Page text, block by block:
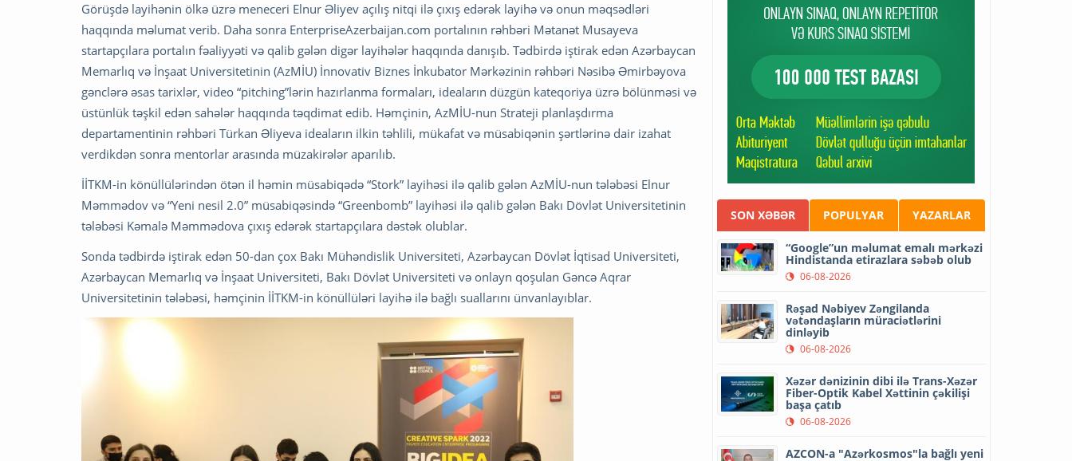
Görüşdə layihənin ölkə üzrə meneceri Elnur Əliyev açılış nitqi ilə çıxış edərək layihə və onun məqsədləri
haqqında məlumat verib. Daha sonra EnterpriseAzerbaijan.com portalının rəhbəri Mətanət Musayeva
startapçılara portalın fəaliyyəti və qalib gələn digər layihələr haqqında danışıb. Tədbirdə iştirak edən Azərbaycan
Memarlıq və İnşaat Universitetinin (AzMİU) İnnovativ Biznes İnkubator Mərkəzinin rəhbəri Nəsibə Əmirbəyova
gənclərə əsas tarixlər, video “pitching”lərin hazırlanma formaları, ideaların düzgün kateqoriya üzrə bölünməsi və
üstünlük təşkil edən sahələr haqqında təqdimat edib. Həmçinin, AzMİU-nun Strateji planlaşdırma
departamentinin rəhbəri Türkan Əliyeva ideaların ilkin təhlili, mükafat və müsabiqənin şərtlərinə dair izahat
verdikdən sonra mentorlar arasında müzakirələr aparılıb.
İİTKM-in könüllülərindən ötən il həmin müsabiqədə “Stork” layihəsi ilə qalib gələn AzMİU-nun tələbəsi Elnur
Məmmədov və “Yeni nesil 2.0” müsabiqəsində “Greenbomb” layihəsi ilə qalib gələn Bakı Dövlət Universitetinin
tələbəsi Kəmalə Məmmədova çıxış edərək startapçılara dəstək olublar.
Sonda tədbirdə iştirak edən 50-dan çox Bakı Mühəndislik Universiteti, Azərbaycan Dövlət İqtisad Universiteti,
Azərbaycan Memarlıq və İnşaat Universiteti, Bakı Dövlət Universiteti və onlayn qoşulan Gəncə Aqrar
Universitetinin tələbəsi, həmçinin İİTKM-in könüllüləri layihə ilə bağlı suallarını ünvanlayıblar.
SON XƏBƏR POPULYAR YAZARLAR
“Google”un məlumat emalı mərkəzi
Hindistanda etirazlara səbəb olub
06-08-2026
Rəşad Nəbiyev Zəngilanda
vətəndaşların müraciətlərini
dinləyib
06-08-2026
Xəzər dənizinin dibi ilə Trans-Xəzər
Fiber-Optik Kabel Xəttinin çəkilişi
başa çatıb
06-08-2026
AZCON-a "Azərkosmos"la bağlı yeni